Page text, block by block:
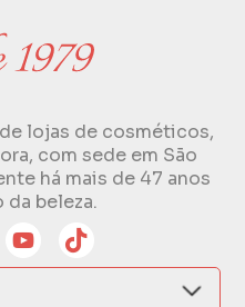
lojas de cosméticos,
com sede em São
há mais de 47 anos
da beleza.